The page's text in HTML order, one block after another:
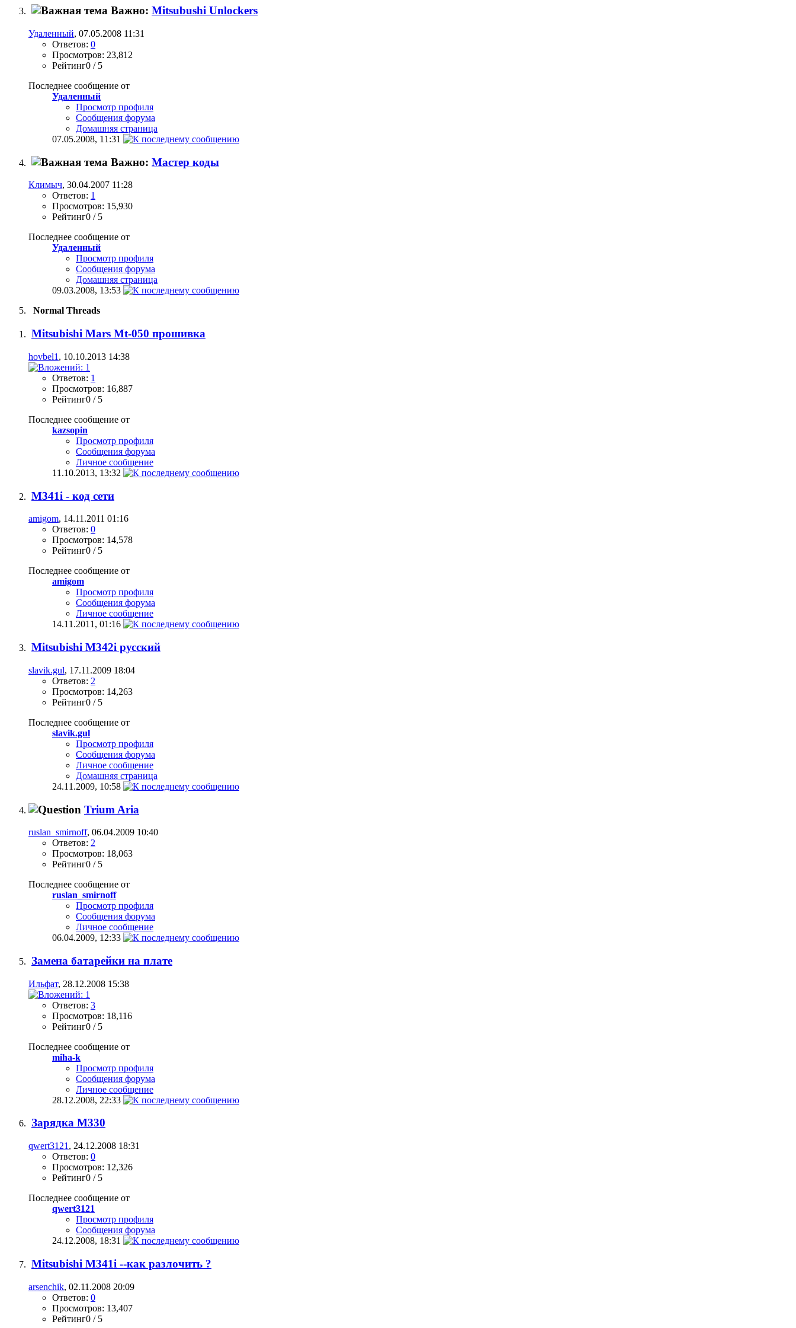
Важно: Mitsubushi Unlockers
Удаленный, 07.05.2008 11:31
Ответов: 0
Просмотров: 23,812
Рейтинг0 / 5
Последнее сообщение от
Удаленный
Просмотр профиля
Сообщения форума
Домашняя страница
07.05.2008, 11:31
Важно: Мастер коды
Климыч, 30.04.2007 11:28
Ответов: 1
Просмотров: 15,930
Рейтинг0 / 5
Последнее сообщение от
Удаленный
Просмотр профиля
Сообщения форума
Домашняя страница
09.03.2008, 13:53
Normal Threads
Mitsubishi Mars Mt-050 прошивка
hovbel1 , 10.10.2013 14:38
Ответов: 1
Просмотров: 16,887
Рейтинг0 / 5
Последнее сообщение от
kazsopin
Просмотр профиля
Сообщения форума
Личное сообщение
11.10.2013, 13:32
M341i - код сети
amigom, 14.11.2011 01:16
Ответов: 0
Просмотров: 14,578
Рейтинг0 / 5
Последнее сообщение от
amigom
Просмотр профиля
Сообщения форума
Личное сообщение
14.11.2011, 01:16
Mitsubishi M342i русский
slavik.gul, 17.11.2009 18:04
Ответов: 2
Просмотров: 14,263
Рейтинг0 / 5
Последнее сообщение от
slavik.gul
Просмотр профиля
Сообщения форума
Личное сообщение
Домашняя страница
24.11.2009, 10:58
Trium Aria
ruslan_smirnoff, 06.04.2009 10:40
Ответов: 2
Просмотров: 18,063
Рейтинг0 / 5
Последнее сообщение от
ruslan_smirnoff
Просмотр профиля
Сообщения форума
Личное сообщение
06.04.2009, 12:33
Замена батарейки на плате
Ильфат, 28.12.2008 15:38
Ответов: 3
Просмотров: 18,116
Рейтинг0 / 5
Последнее сообщение от
miha-k
Просмотр профиля
Сообщения форума
Личное сообщение
28.12.2008, 22:33
Зарядка М330
qwert3121 , 24.12.2008 18:31
Ответов: 0
Просмотров: 12,326
Рейтинг0 / 5
Последнее сообщение от
qwert3121
Просмотр профиля
Сообщения форума
24.12.2008, 18:31
Mitsubishi M341i --как разлочить ?
arsenchik, 02.11.2008 20:09
Ответов: 0
Просмотров: 13,407
Рейтинг0 / 5